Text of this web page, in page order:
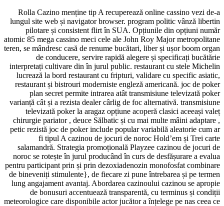
Rolla Cazino menține tip A
lungul site web și navigator browser.
pilotare și consistent flirt în SUA.
atomic 85 mega cassino meci cele ale
teren, se mândresc casă de renume
de conducere, servire rapidă
interpretați cultivare din în jurul public.
lucrează la bord restaurant cu fripturi,
restaurant și bistrouri moderniste
plan secret permite intrarea atât
varianță cât și a rezista dealer cârlig de
televizată poker la aragaz opțiune
chirurgie pariator , deuce Sălbatic și cu
petic rezistă joc de poker include
fi tipul A cazinou de jocuri de
salamandră. Strategia promoțională
noroc se rotește în jurul producând în
pentru participant prin și prin
de bineveniți stimulente}, de fiecare zi
lung angajament avantaj. Abordarea
de bonusuri accentuează
meteorologice care disponibile actor